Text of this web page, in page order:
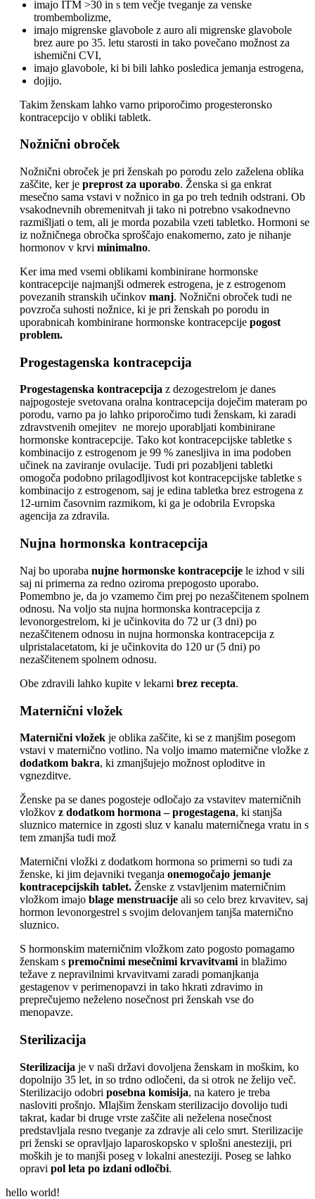
imajo ITM >30 in s tem večje tveganje za venske
trombembolizme,
imajo migrenske glavobole z auro ali migrenske glavobole
brez aure po 35. letu starosti in tako povečano možnost za
ishemični CVI,
imajo glavobole, ki bi bili lahko posledica jemanja estrogena,
dojijo.
Takim ženskam lahko varno priporočimo progesteronsko
kontracepcijo v obliki tabletk.
Nožnični obroček
Nožnični obroček je pri ženskah po porodu zelo zaželena oblika
zaščite, ker je preprost za uporabo. Ženska si ga enkrat
mesečno sama vstavi v nožnico in ga po treh tednih odstrani. Ob
vsakodnevnih obremenitvah ji tako ni potrebno vsakodnevno
razmišljati o tem, ali je morda pozabila vzeti tabletko. Hormoni se
iz nožničnega obročka sproščajo enakomerno, zato je nihanje
hormonov v krvi minimalno.
Ker ima med vsemi oblikami kombinirane hormonske
kontracepcije najmanjši odmerek estrogena, je z estrogenom
povezanih stranskih učinkov manj. Nožnični obroček tudi ne
povzroča suhosti nožnice, ki je pri ženskah po porodu in
uporabnicah kombinirane hormonske kontracepcije pogost
problem.
Progestagenska kontracepcija
Progestagenska kontracepcija z dezogestrelom je danes
najpogosteje svetovana oralna kontracepcija doječim materam po
porodu, varno pa jo lahko priporočimo tudi ženskam, ki zaradi
zdravstvenih omejitev ne morejo uporabljati kombinirane
hormonske kontracepcije. Tako kot kontracepcijske tabletke s
kombinacijo z estrogenom je 99 % zanesljiva in ima podoben
učinek na zaviranje ovulacije. Tudi pri pozabljeni tabletki
omogoča podobno prilagodljivost kot kontracepcijske tabletke s
kombinacijo z estrogenom, saj je edina tabletka brez estrogena z
12-urnim časovnim razmikom, ki ga je odobrila Evropska
agencija za zdravila.
Nujna hormonska kontracepcija
Naj bo uporaba nujne hormonske kontracepcije le izhod v sili
saj ni primerna za redno oziroma prepogosto uporabo.
Pomembno je, da jo vzamemo čim prej po nezaščitenem spolnem
odnosu. Na voljo sta nujna hormonska kontracepcija z
levonorgestrelom, ki je učinkovita do 72 ur (3 dni) po
nezaščitenem odnosu in nujna hormonska kontracepcija z
ulpristalacetatom, ki je učinkovita do 120 ur (5 dni) po
nezaščitenem spolnem odnosu.
Obe zdravili lahko kupite v lekarni brez recepta.
Maternični vložek
Maternični vložek je oblika zaščite, ki se z manjšim posegom
vstavi v maternično votlino. Na voljo imamo maternične vložke z
dodatkom bakra, ki zmanjšujejo možnost oploditve in
vgnezditve.
Ženske pa se danes pogosteje odločajo za vstavitev materničnih
vložkov z dodatkom hormona – progestagena, ki stanjša
sluznico maternice in zgosti sluz v kanalu materničnega vratu in s
tem zmanjša tudi mož
Maternični vložki z dodatkom hormona so primerni so tudi za
ženske, ki jim dejavniki tveganja onemogočajo jemanje
kontracepcijskih tablet. Ženske z vstavljenim materničnim
vložkom imajo blage menstruacije ali so celo brez krvavitev, saj
hormon levonorgestrel s svojim delovanjem tanjša maternično
sluznico.
S hormonskim materničnim vložkom zato pogosto pomagamo
ženskam s premočnimi mesečnimi krvavitvami in blažimo
težave z nepravilnimi krvavitvami zaradi pomanjkanja
gestagenov v perimenopavzi in tako hkrati zdravimo in
preprečujemo neželeno nosečnost pri ženskah vse do
menopavze.
Sterilizacija
Sterilizacija je v naši državi dovoljena ženskam in moškim, ko
dopolnijo 35 let, in so trdno odločeni, da si otrok ne želijo več.
Sterilizacijo odobri posebna komisija, na katero je treba
nasloviti prošnjo. Mlajšim ženskam sterilizacijo dovolijo tudi
takrat, kadar bi druge vrste zaščite ali neželena nosečnost
predstavljala resno tveganje za zdravje ali celo smrt. Sterilizacije
pri ženski se opravljajo laparoskopsko v splošni anesteziji, pri
moških je to manjši poseg v lokalni anesteziji. Poseg se lahko
opravi pol leta po izdani odločbi.
hello world!